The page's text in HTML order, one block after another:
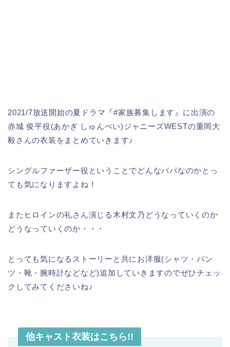
2021/7放送開始の夏ドラマ『#家族募集します』に出演の
赤城 俊平役(あかぎ しゅんぺい)ジャニーズWESTの重岡大
毅さんの衣装をまとめていきます♪
シングルファーザー役ということでどんなパパなのかとっ
ても気になりますよね！
またヒロインの礼さん演じる木村文乃どうなっていくのか
どうなっていくのか・・・
とっても気になるストーリーと共にお洋服(シャツ・パン
ツ・靴・腕時計などなど)追加していきますのでぜひチェッ
クしてみてくださいね♪
他キャスト衣装はこちら!!